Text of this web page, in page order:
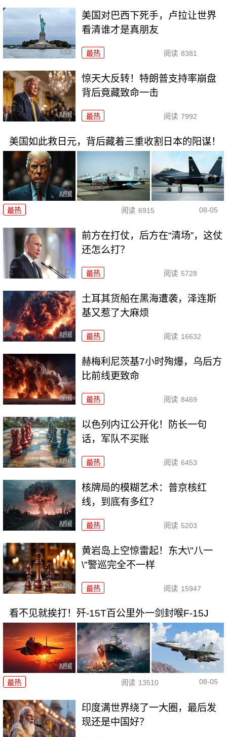
美国对巴西下死手，卢拉让世界
看清谁才是真朋友
最热 阅读 8381
惊天大反转！特朗普支持率崩盘
背后竟藏致命一击
最热 阅读 7992
美国如此救日元，背后藏着三重收割日本的阳谋！
最热 阅读 6915 08-05
前方在打仗，后方在“清场”，这仗
还怎么打？
最热 阅读 5728
土耳其货船在黑海遭袭，泽连斯
基又惹了大麻烦
最热 阅读 16632
赫梅利尼茨基7小时殉爆，乌后方
比前线更致命
最热 阅读 8469
以色列内讧公开化！防长一句
话，军队不买账
最热 阅读 6453
核牌局的模糊艺术：普京核红
线，到底有多红？
最热 阅读 5203
黄岩岛上空惊雷起！东大\"八一
\"警巡完全不一样
最热 阅读 15947
看不见就挨打！歼-15T百公里外一剑封喉F-15J
最热 阅读 13510 08-05
印度满世界绕了一大圈，最后发
现还是中国好？